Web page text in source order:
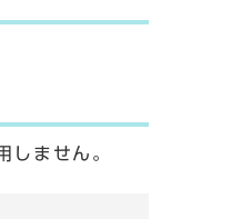
しません。